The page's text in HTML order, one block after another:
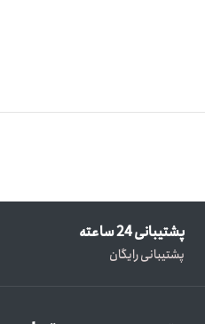
پشتیبانی 24 ساعته
پشتیبانی رایگان